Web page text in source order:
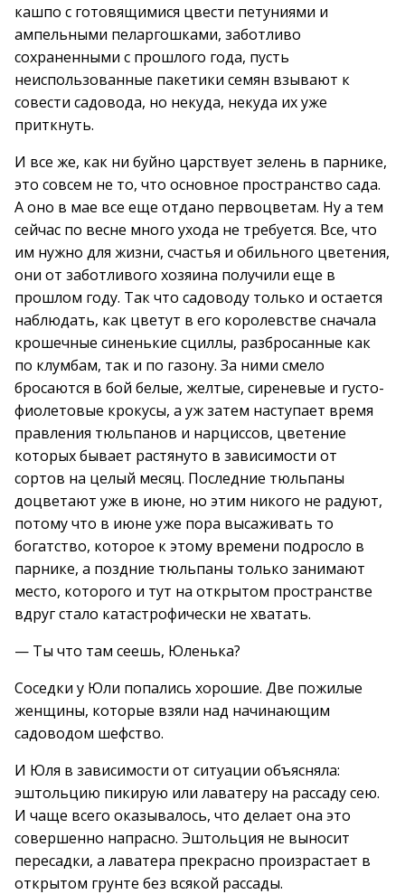
кашпо с готовящимися цвести петуниями и
ампельными пеларгошками, заботливо
сохраненными с прошлого года, пусть
неиспользованные пакетики семян взывают к
совести садовода, но некуда, некуда их уже
приткнуть.
И все же, как ни буйно царствует зелень в парнике,
это совсем не то, что основное пространство сада.
А оно в мае все еще отдано первоцветам. Ну а тем
сейчас по весне много ухода не требуется. Все, что
им нужно для жизни, счастья и обильного цветения,
они от заботливого хозяина получили еще в
прошлом году. Так что садоводу только и остается
наблюдать, как цветут в его королевстве сначала
крошечные синенькие сциллы, разбросанные как
по клумбам, так и по газону. За ними смело
бросаются в бой белые, желтые, сиреневые и густо-
фиолетовые крокусы, а уж затем наступает время
правления тюльпанов и нарциссов, цветение
которых бывает растянуто в зависимости от
сортов на целый месяц. Последние тюльпаны
доцветают уже в июне, но этим никого не радуют,
потому что в июне уже пора высаживать то
богатство, которое к этому времени подросло в
парнике, а поздние тюльпаны только занимают
место, которого и тут на открытом пространстве
вдруг стало катастрофически не хватать.
— Ты что там сеешь, Юленька?
Соседки у Юли попались хорошие. Две пожилые
женщины, которые взяли над начинающим
садоводом шефство.
И Юля в зависимости от ситуации объясняла:
эштольцию пикирую или лаватеру на рассаду сею.
И чаще всего оказывалось, что делает она это
совершенно напрасно. Эштольция не выносит
пересадки, а лаватера прекрасно произрастает в
открытом грунте без всякой рассады.